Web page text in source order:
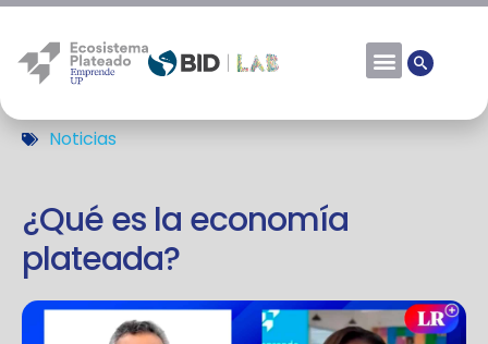
Noticias
¿Qué es la economía
plateada?